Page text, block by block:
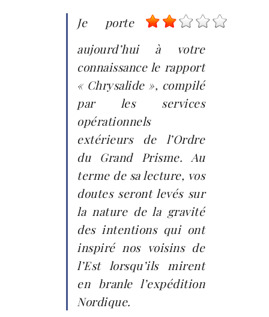
Je porte
aujourd’hui à votre
connaissance le rapport
« Chrysalide », compilé
par les services
opérationnels
extérieurs de l’Ordre
du Grand Prisme. Au
terme de sa lecture, vos
doutes seront levés sur
la nature de la gravité
des intentions qui ont
inspiré nos voisins de
l’Est lorsqu’ils mirent
en branle l’expédition
Nordique.